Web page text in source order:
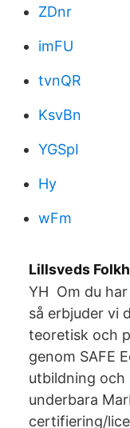
ZDnr
imFU
tvnQR
KsvBn
YGSpI
Hy
wFm
Lillsveds
YH Om du
så erbjuder vi
teoretisk och
genom SAFE
utbildning och
underbara
certifiering/